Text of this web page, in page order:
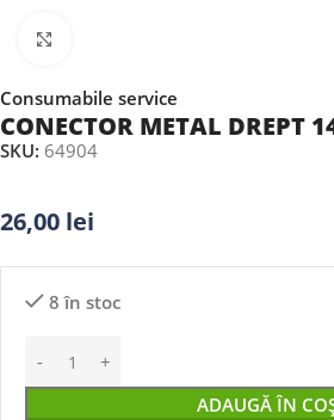
Consumabile service
CONECTOR METAL DREPT
SKU: 64904
26,00 lei
8 în stoc
ADAUGĂ ÎN